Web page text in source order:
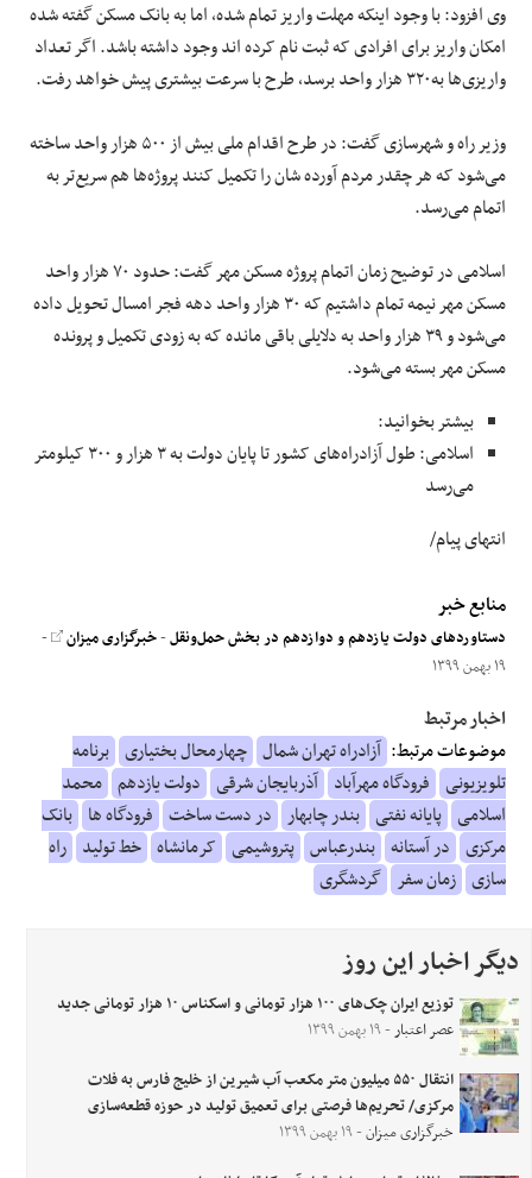
وی افزود: با وجود اینکه مهلت واریز تمام شده، اما به بانک مسکن گفته شده
امکان واریز برای افرادی که ثبت نام کرده اند وجود داشته باشد. اگر تعداد
واریزی‌ها به۳۲۰ هزار واحد برسد، طرح با سرعت بیشتری پیش خواهد رفت.
وزیر راه و شهرسازی گفت: در طرح اقدام ملی بیش از ۵۰۰ هزار واحد ساخته
می‌شود که هر چقدر مردم آورده شان را تکمیل کنند پروژه‌ها هم سریع‌تر به
اتمام می‌رسد.
اسلامی در توضیح زمان اتمام پروژه مسکن مهر گفت: حدود ۷۰ هزار واحد
مسکن مهر نیمه تمام داشتیم که ۳۰ هزار واحد دهه فجر امسال تحویل داده
می‌شود و ۳۹ هزار واحد به دلایلی باقی مانده که به زودی تکمیل و پرونده
مسکن مهر بسته می‌شود.
بیشتر بخوانید:
اسلامی: طول آزادراه‌های کشور تا پایان دولت به ۳ هزار و ۳۰۰ کیلومتر
می‌رسد
انتهای پیام/
منابع خبر
دستاورد‌های دولت یازدهم و دوازدهم در بخش حمل‌ونقل-خبرگزاری میزان -
۱۹ بهمن ۱۳۹۹
اخبار مرتبط
موضوعات مرتبط: آزادراه تهران شمال چهارمحال بختیاری برنامه
تلویزیونی فرودگاه مهرآباد آذربایجان شرقی دولت یازدهم محمد
اسلامی پایانه نفتی بندر چابهار در دست ساخت فرودگاه ها بانک
مرکزی در آستانه بندرعباس پتروشیمی کرمانشاه خط تولید راه
سازی زمان سفر گردشگری
دیگر اخبار این روز
توزیع ایران چک‌های ۱۰۰ هزار تومانی و اسکناس ۱۰ هزار تومانی جدید
عصر اعتبار- ۱۹ بهمن ۱۳۹۹
انتقال ۵۵۰ میلیون متر مکعب آب شیرین از خلیج فارس به فلات
مرکزی/ تحریم‌ها فرصتی برای تعمیق تولید در حوزه قطعه‌سازی
خبرگزاری میزان- ۱۹ بهمن ۱۳۹۹